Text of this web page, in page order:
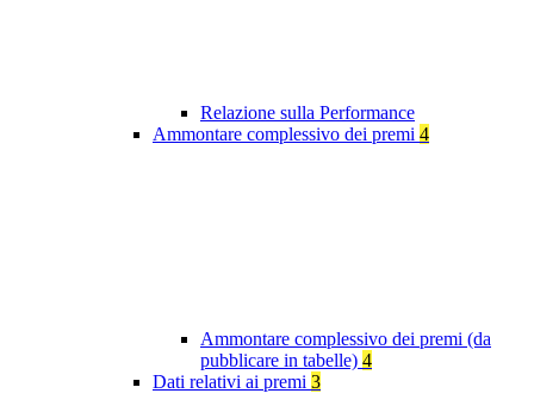
Relazione sulla Performance
Ammontare complessivo dei premi 4
Ammontare complessivo dei premi (da
pubblicare in tabelle) 4
Dati relativi ai premi 3